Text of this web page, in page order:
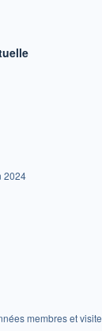
2024
membres et